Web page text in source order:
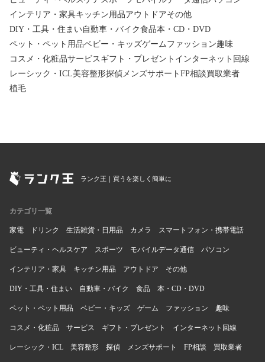
インテリア・家具キッチン用品アウトドアその他
DIY・工具・住まい自動車・バイク食品本・CD・DVD
ペット・ペット用品ベビー・キッズゲーム ファッション趣味
コスメ・化粧品サービス ギフト・プレゼント インターネット回線
レーシック・ICL美容整形探偵 メンズサポート FP相談買取業者
植毛
ランク王｜買うを楽しく簡単に
カテゴリ一覧
家電 ドリンク 生活雑貨・日用品 カメラ スマートフォン・携帯電話
ビューティ・ヘルスケア スポーツ モバイルデータ通信 パソコン
インテリア・家具 キッチン用品 アウトドア その他
DIY・工具・住まい 自動車・バイク 食品 本・CD・DVD
ペット・ペット用品 ベビー・キッズ ゲーム ファッション 趣味
コスメ・化粧品 サービス ギフト・プレゼント インターネット回線
レーシック・ICL 美容整形 探偵 メンズサポート FP相談 買取業者